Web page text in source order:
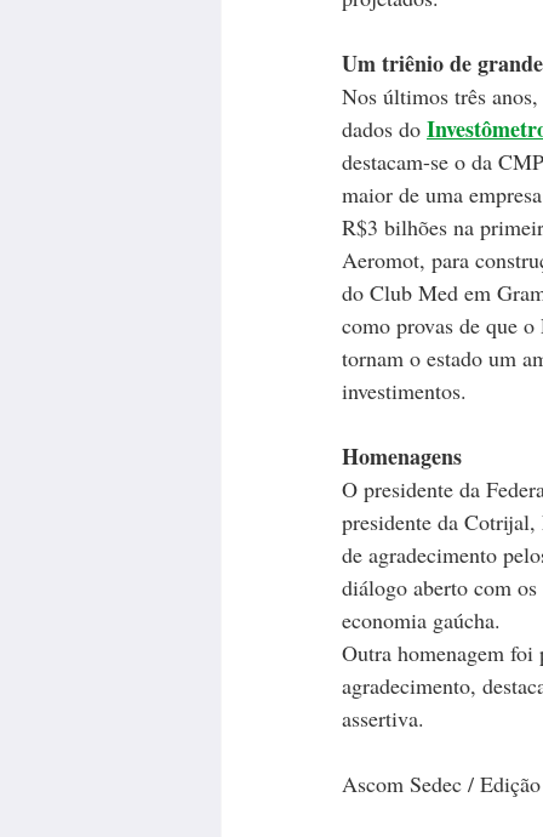
Um triênio de
Nos últimos três
dados do
destacam-se o da
maior de uma
R$3 bilhões na
Aeromot, para
do Club Med em
como provas de que
tornam o estado um
investimentos.
Homenagens
O presidente da
presidente da
de agradecimento
diálogo aberto com
economia gaúcha.
Outra homenagem foi
agradecimento,
assertiva.
Ascom Sedec /